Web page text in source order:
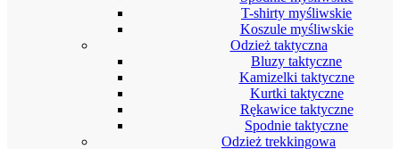
T-shirty myśliwskie
Koszule myśliwskie
Odzież taktyczna
Bluzy taktyczne
Kamizelki taktyczne
Kurtki taktyczne
Rękawice taktyczne
Spodnie taktyczne
Odzież trekkingowa